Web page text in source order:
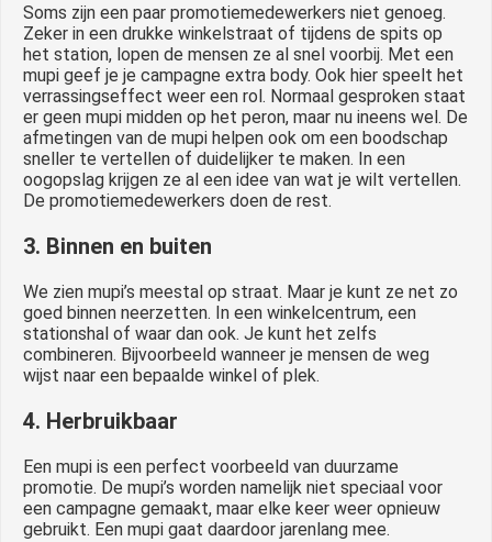
Soms zijn een paar promotiemedewerkers niet genoeg.
Zeker in een drukke winkelstraat of tijdens de spits op
het station, lopen de mensen ze al snel voorbij. Met een
mupi geef je je campagne extra body. Ook hier speelt het
verrassingseffect weer een rol. Normaal gesproken staat
er geen mupi midden op het peron, maar nu ineens wel. De
afmetingen van de mupi helpen ook om een boodschap
sneller te vertellen of duidelijker te maken. In een
oogopslag krijgen ze al een idee van wat je wilt vertellen.
De promotiemedewerkers doen de rest.
3. Binnen en buiten
We zien mupi’s meestal op straat. Maar je kunt ze net zo
goed binnen neerzetten. In een winkelcentrum, een
stationshal of waar dan ook. Je kunt het zelfs
combineren. Bijvoorbeeld wanneer je mensen de weg
wijst naar een bepaalde winkel of plek.
4. Herbruikbaar
Een mupi is een perfect voorbeeld van duurzame
promotie. De mupi’s worden namelijk niet speciaal voor
een campagne gemaakt, maar elke keer weer opnieuw
gebruikt. Een mupi gaat daardoor jarenlang mee.